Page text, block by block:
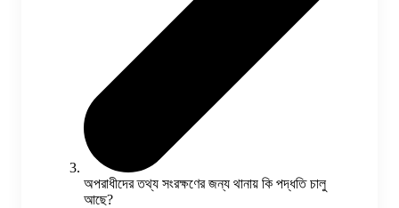
অপরাধীদের তথ্য সংরক্ষণের জন্য থানায় কি পদ্ধতি চালু
আছে?